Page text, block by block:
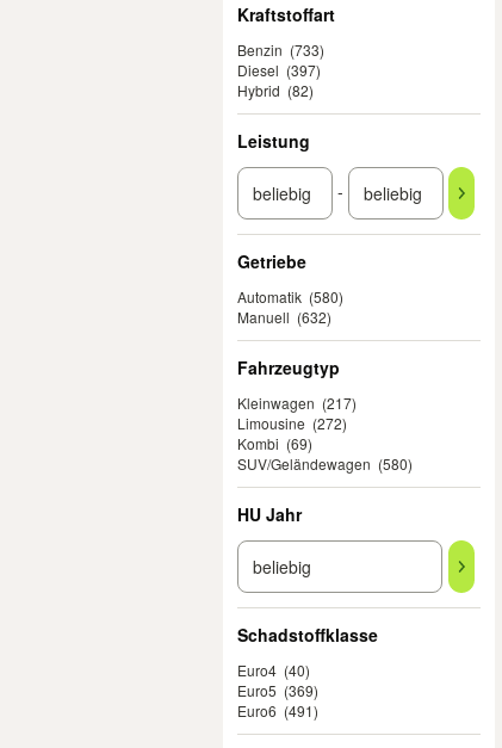
Kraftstoffart
Benzin (733)
Diesel (397)
Hybrid (82)
Leistung
-
Getriebe
Automatik (580)
Manuell (632)
Fahrzeugtyp
Kleinwagen (217)
Limousine (272)
Kombi (69)
SUV/Geländewagen (580)
HU Jahr
Schadstoffklasse
Euro4 (40)
Euro5 (369)
Euro6 (491)